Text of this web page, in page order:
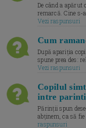
De când a apărut
remarcă. Cine s-
Vezi raspunsuri
Cum
După apariția
spune prea des:
Vezi raspunsuri
Copilul
intre parinti
Părinții spun
abținem, ca să
raspunsuri